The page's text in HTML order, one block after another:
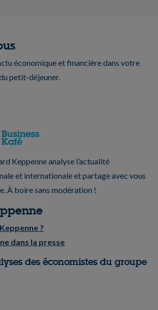
économique et financière dans votre
petit-déjeuner.
Keppenne analyse l’actualité
et internationale et partage avec vous
À boire sans modération !
?
dans la presse
des économistes du groupe